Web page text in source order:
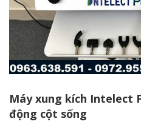
Máy xung kích Intelect
động cột sống